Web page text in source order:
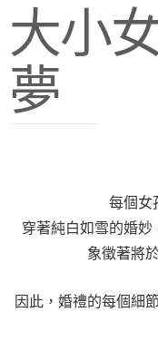
大小
夢
每個女
穿著純白如雪的婚妙
象徵著將
因此，婚禮的每個細